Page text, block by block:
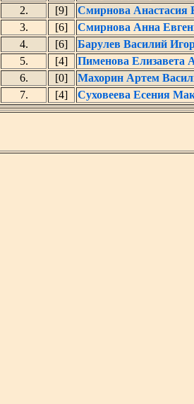
2.
[9] Смирнова Анастасия
3.
[6] Смирнова Анна
4.
[6] Барулев Василий
5.
[4] Пименова Елизавета
6.
[0] Махорин Артем
7.
[4] Суховеева Есения